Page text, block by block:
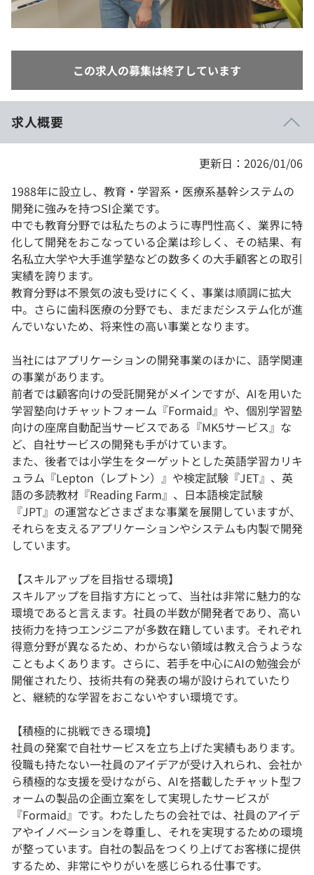
学校向けプラン
この求人の募集は終了しています
求人概要
更新日：2026/01/06
1988年に設立し、教育・学習系・医療系基幹システムの
開発に強みを持つSI企業です。
中でも教育分野では私たちのように専門性高く、業界に特
化して開発をおこなっている企業は珍しく、その結果、有
名私立大学や大手進学塾などの数多くの大手顧客との取引
実績を誇ります。
教育分野は不景気の波も受けにくく、事業は順調に拡大
中。さらに歯科医療の分野でも、まだまだシステム化が進
んでいないため、将来性の高い事業となります。
当社にはアプリケーションの開発事業のほかに、語学関連
の事業があります。
前者では顧客向けの受託開発がメインですが、AIを用いた
学習塾向けチャットフォーム『Formaid』や、個別学習塾
向けの座席自動配当サービスである『MK5サービス』な
ど、自社サービスの開発も手がけています。
また、後者では小学生をターゲットとした英語学習カリキ
ュラム『Lepton（レプトン）』や検定試験『JET』、英
語の多読教材『Reading Farm』、日本語検定試験
『JPT』の運営などさまざまな事業を展開していますが、
それらを支えるアプリケーションやシステムも内製で開発
しています。
【スキルアップを目指せる環境】
スキルアップを目指す方にとって、当社は非常に魅力的な
環境であると言えます。社員の半数が開発者であり、高い
技術力を持つエンジニアが多数在籍しています。それぞれ
得意分野が異なるため、わからない領域は教え合うような
こともよくあります。さらに、若手を中心にAIの勉強会が
開催されたり、技術共有の発表の場が設けられていたり
と、継続的な学習をおこないやすい環境です。
【積極的に挑戦できる環境】
社員の発案で自社サービスを立ち上げた実績もあります。
役職も持たない一社員のアイデアが受け入れられ、会社か
ら積極的な支援を受けながら、AIを搭載したチャット型フ
ォームの製品の企画立案をして実現したサービスが
『Formaid』です。わたしたちの会社では、社員のアイデ
アやイノベーションを尊重し、それを実現するための環境
が整っています。自社の製品をつくり上げてお客様に提供
するため、非常にやりがいを感じられる仕事です。